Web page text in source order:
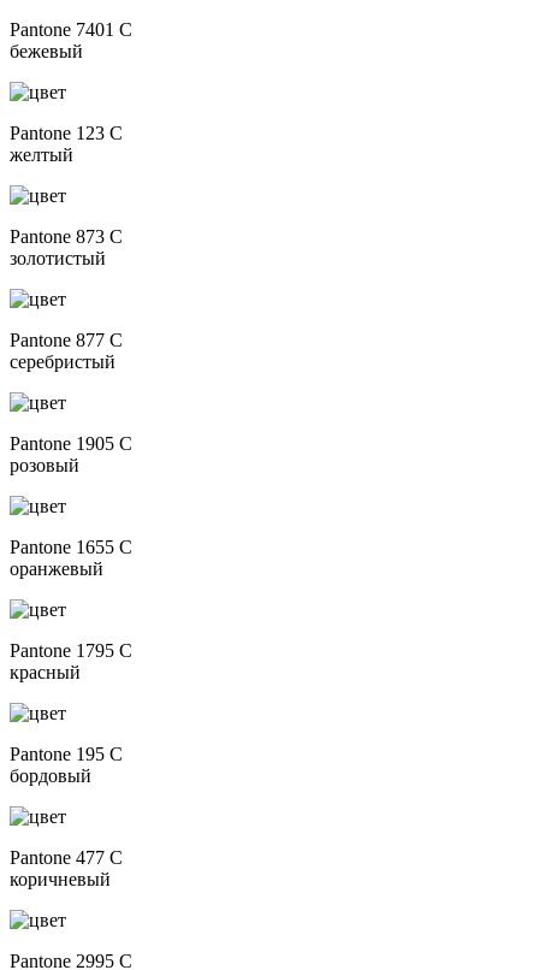
Pantone 7401 C
бежевый
Pantone 123 C
желтый
Pantone 873 C
золотистый
Pantone 877 C
серебристый
Pantone 1905 C
розовый
Pantone 1655 C
оранжевый
Pantone 1795 C
красный
Pantone 195 C
бордовый
Pantone 477 C
коричневый
Pantone 2995 C